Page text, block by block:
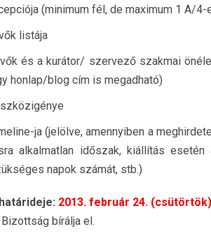
(minimum fél, de maximum 1 A/4-
listája
és a kurátor/ szervező szakmai
honlap/blog cím is megadható)
ja (jelölve, amennyiben a
alkalmatlan időszak, kiállítás
napok számát, stb.)
2013. február 24.
bírálja el.